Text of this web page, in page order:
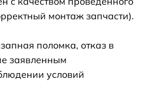
монтаж запчасти).
поломка, отказ в
заявленным
условий